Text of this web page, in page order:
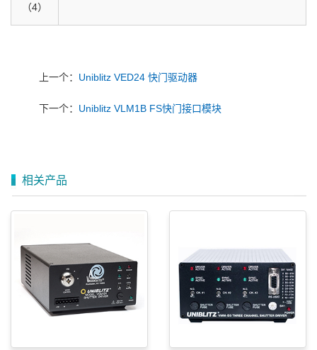
（4）
上一个： Uniblitz VED24 快门驱动器
下一个： Uniblitz VLM1B FS快门接口模块
相关产品